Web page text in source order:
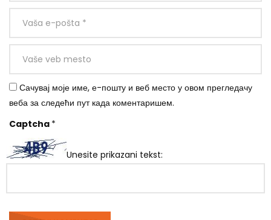
Сачувај моје име, е-пошту и веб место у овом прегледачу
веба за следећи пут када коментаришем.
Captcha *
Unesite prikazani tekst: